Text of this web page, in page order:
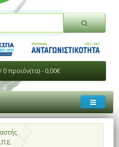
0 προϊόν(τα) - 0,00€